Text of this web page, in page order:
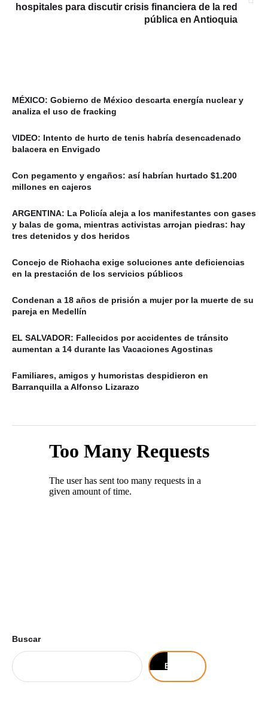
hospitales para discutir crisis financiera de la red
pública en Antioquia
MÉXICO: Gobierno de México descarta energía nuclear y
analiza el uso de fracking
VIDEO: Intento de hurto de tenis habría desencadenado
balacera en Envigado
Con pegamento y engaños: así habrían hurtado $1.200
millones en cajeros
ARGENTINA: La Policía aleja a los manifestantes con gases
y balas de goma, mientras activistas arrojan piedras: hay
tres detenidos y dos heridos
Concejo de Riohacha exige soluciones ante deficiencias
en la prestación de los servicios públicos
Condenan a 18 años de prisión a mujer por la muerte de su
pareja en Medellín
EL SALVADOR: Fallecidos por accidentes de tránsito
aumentan a 14 durante las Vacaciones Agostinas
Familiares, amigos y humoristas despidieron en
Barranquilla a Alfonso Lizarazo
Buscar
Buscar